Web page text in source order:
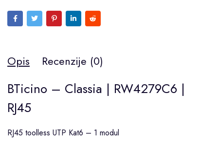
Opis Recenzije (0)
BTicino – Classia | RW4279C6 |
RJ45
RJ45 toolless UTP Kat6 – 1 modul